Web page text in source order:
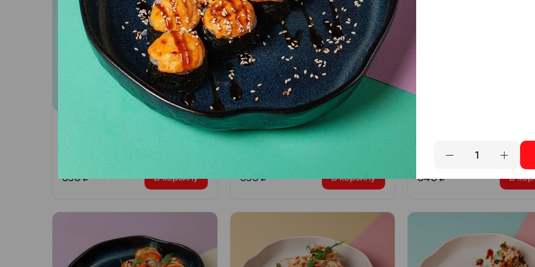
Филадельфия с авокадо
авокадо, икра масаго
630₽ В корзину
Филадельфия с огурцом
Лосось, сливочный сыр,
630₽ В корзину
Лосось, сливочный сыр,
авокадо, огурец, омлет,
красная икра, икра
840₽ В